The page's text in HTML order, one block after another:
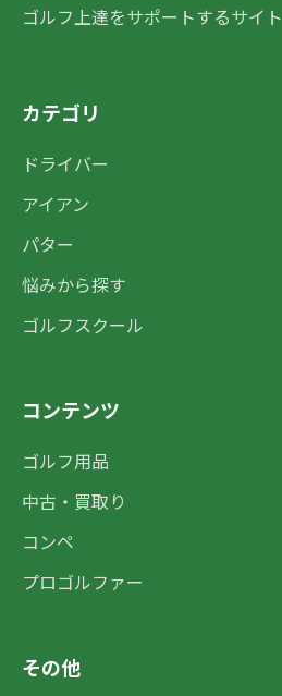
ゴルフ上達をサポートするサイト
カテゴリ
ドライバー
アイアン
パター
悩みから探す
ゴルフスクール
コンテンツ
ゴルフ用品
中古・買取り
コンペ
プロゴルファー
その他